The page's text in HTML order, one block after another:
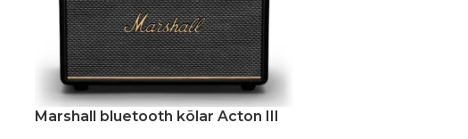
Marshall bluetooth kõlar Acton III